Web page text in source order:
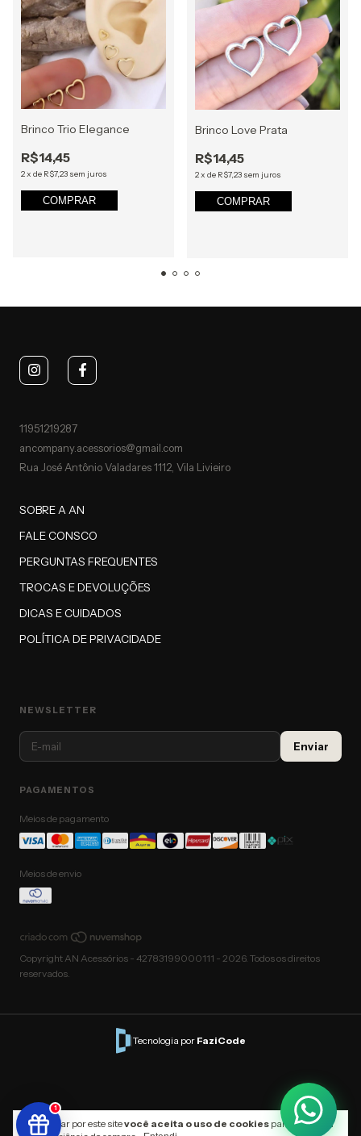
Ao navegar por este sitevocê aceita o uso de cookies para agilizar a
Brinco Trio Elegance
R$14,45
2x de R$7,23 sem juros
COMPRAR
Brinco Love Prata
R$14,45
2x de R$7,23 sem juros
COMPRAR
11951219287
ancompany.acessorios@gmail.com
Rua José Antônio Valadares 1112, Vila Livieiro
SOBRE A AN
FALE CONSCO
PERGUNTAS FREQUENTES
TROCAS E DEVOLUÇÕES
DICAS E CUIDADOS
POLÍTICA DE PRIVACIDADE
NEWSLETTER
PAGAMENTOS
Meios de pagamento
Meios de envio
Copyright AN Acessórios - 42783199000111 - 2026. Todos os direitos
reservados.
|Tecnologia por FaziCode
1